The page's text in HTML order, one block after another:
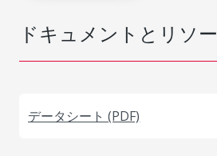
ドキュメントとリソ
データシート (PDF)